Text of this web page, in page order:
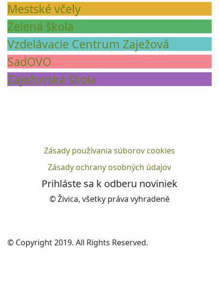
Mestské včely
Zelená škola
Vzdelávacie Centrum Zaježová
SadOVO
Zaježovská škola
Zásady používania súborov cookies
Zásady ochrany osobných údajov
Prihláste sa k odberu noviniek
© Živica, všetky práva vyhradené
© Copyright 2019. All Rights Reserved.